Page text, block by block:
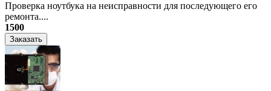
Проверка ноутбука на неисправности для последующего его
ремонта....
1500
Заказать